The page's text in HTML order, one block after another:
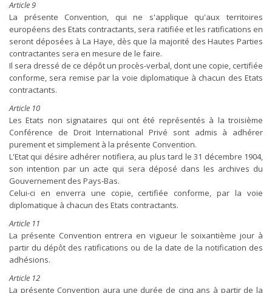
Article 9
La présente Convention, qui ne s'applique qu'aux territoires
européens des Etats contractants, sera ratifiée et les ratifications en
seront déposées à La Haye, dès que la majorité des Hautes Parties
contractantes sera en mesure de le faire.
Il sera dressé de ce dépôt un procès-verbal, dont une copie, certifiée
conforme, sera remise par la voie diplomatique à chacun des Etats
contractants.
Article 10
Les Etats non signataires qui ont été représentés à la troisième
Conférence de Droit International Privé sont admis à adhérer
purement et simplement à la présente Convention.
L'Etat qui désire adhérer notifiera, au plus tard le 31 décembre 1904,
son intention par un acte qui sera déposé dans les archives du
Gouvernement des Pays-Bas.
Celui-ci en enverra une copie, certifiée conforme, par la voie
diplomatique à chacun des Etats contractants.
Article 11
La présente Convention entrera en vigueur le soixantième jour à
partir du dépôt des ratifications ou de la date de la notification des
adhésions.
Article 12
La présente Convention aura une durée de cinq ans à partir de la